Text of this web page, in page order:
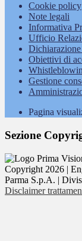
Cookie policy
Note legali
Informativa
Ufficio
Obiettivi di
Gestione
Pagina
Sezione
Copyright 2026 |
Parma S.p.A. |
Disclaimer